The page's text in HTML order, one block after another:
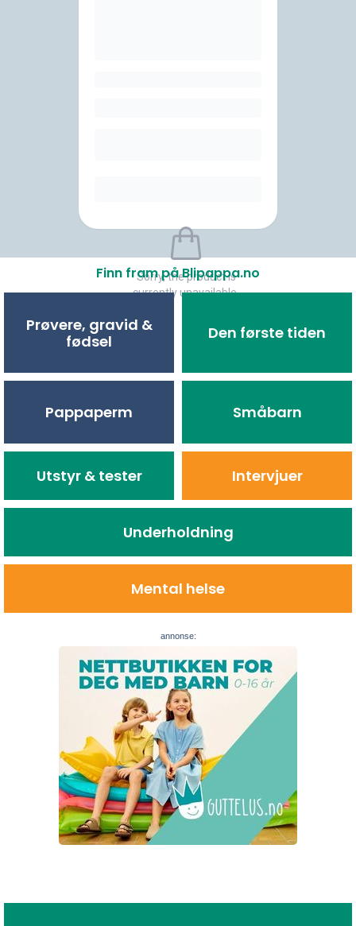
Sorry, the product is
currently unavailable.
Finn fram på Blipappa.no
Prøvere, gravid &
fødsel
Den første tiden
Pappaperm Småbarn
Utstyr & tester Intervjuer
Underholdning
Mental helse
annonse: